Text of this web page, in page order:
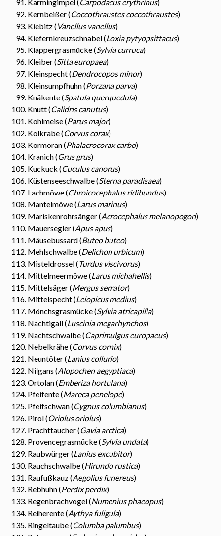
Karmingimpel (Carpodacus erythrinus)
Kernbeißer (Coccothraustes coccothraustes)
Kiebitz ( Vanellus vanellus)
Kiefernkreuzschnabel (Loxia pytyopsittacus)
Klappergrasmücke (Sylvia curruca)
Kleiber (Sitta europaea)
Kleinspecht (Dendrocopos minor)
Kleinsumpfhuhn (Porzana parva)
Knäkente (Spatula querquedula)
Knutt (Calidris canutus)
Kohlmeise (Parus major)
Kolkrabe (Corvus corax)
Kormoran (Phalacrocorax carbo)
Kranich (Grus grus)
Kuckuck (Cuculus canorus)
Küstenseeschwalbe (Sterna paradisaea)
Lachmöwe (Chroicocephalus ridibundus)
Mantelmöwe (Larus marinus)
Mariskenrohrsänger (Acrocephalus melanopogon)
Mauersegler (Apus apus)
Mäusebussard (Buteo buteo)
Mehlschwalbe (Delichon urbicum)
Misteldrossel (Turdus viscivorus)
Mittelmeermöwe (Larus michahellis)
Mittelsäger (Mergus serrator)
Mittelspecht (Leiopicus medius)
Mönchsgrasmücke (Sylvia atricapilla)
Nachtigall (Luscinia megarhynchos)
Nachtschwalbe (Caprimulgus europaeus)
Nebelkrähe (Corvus cornix)
Neuntöter (Lanius collurio)
Nilgans (Alopochen aegyptiaca)
Ortolan (Emberiza hortulana)
Pfeifente (Mareca penelope)
Pfeifschwan (Cygnus columbianus)
Pirol (Oriolus oriolus)
Prachttaucher (Gavia arctica)
Provencegrasmücke (Sylvia undata)
Raubwürger (Lanius excubitor)
Rauchschwalbe (Hirundo rustica)
Raufußkauz (Aegolius funereus)
Rebhuhn (Perdix perdix)
Regenbrachvogel (Numenius phaeopus)
Reiherente (Aythya fuligula)
Ringeltaube (Columba palumbus)